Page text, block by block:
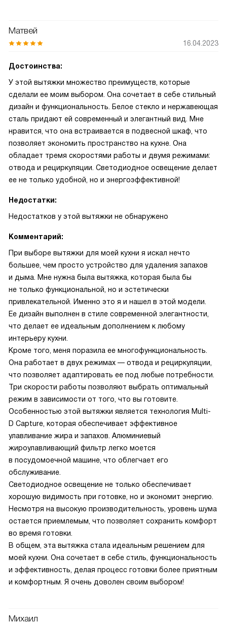
Матвей
16.04.2023
Достоинства:
У этой вытяжки множество преимуществ, которые
сделали ее моим выбором. Она сочетает в себе стильный
дизайн и функциональность. Белое стекло и нержавеющая
сталь придают ей современный и элегантный вид. Мне
нравится, что она встраивается в подвесной шкаф, что
позволяет экономить пространство на кухне. Она
обладает тремя скоростями работы и двумя режимами:
отвода и рециркуляции. Светодиодное освещение делает
ее не только удобной, но и энергоэффективной!
Недостатки:
Недостатков у этой вытяжки не обнаружено
Комментарий:
При выборе вытяжки для моей кухни я искал нечто
большее, чем просто устройство для удаления запахов
и дыма. Мне нужна была вытяжка, которая была бы
не только функциональной, но и эстетически
привлекательной. Именно это я и нашел в этой модели.
Ее дизайн выполнен в стиле современной элегантности,
что делает ее идеальным дополнением к любому
интерьеру кухни.
Кроме того, меня поразила ее многофункциональность.
Она работает в двух режимах — отвода и рециркуляции,
что позволяет адаптировать ее под любые потребности.
Три скорости работы позволяют выбрать оптимальный
режим в зависимости от того, что вы готовите.
Особенностью этой вытяжки является технология Multi-
D Capture, которая обеспечивает эффективное
улавливание жира и запахов. Алюминиевый
жироулавливающий фильтр легко моется
в посудомоечной машине, что облегчает его
обслуживание.
Светодиодное освещение не только обеспечивает
хорошую видимость при готовке, но и экономит энергию.
Несмотря на высокую производительность, уровень шума
остается приемлемым, что позволяет сохранить комфорт
во время готовки.
В общем, эта вытяжка стала идеальным решением для
моей кухни. Она сочетает в себе стиль, функциональность
и эффективность, делая процесс готовки более приятным
и комфортным. Я очень доволен своим выбором!
Михаил